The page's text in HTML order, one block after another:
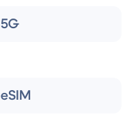
5G
eSIM